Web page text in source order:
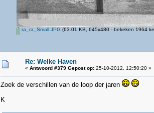
ra_ra_Small.JPG (63.01 KB, 645x480 - bekeken 1964
Re: Welke Haven
« Antwoord #379 Gepost op: 25-10-2012, 12:50:20 »
Zoek de verschillen van de loop der jaren
K